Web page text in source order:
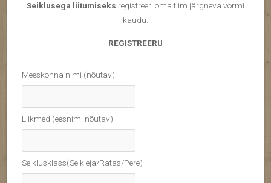
Seiklusega liitumiseks registreeri oma tiim järgneva vormi
kaudu.
REGISTREERU
Meeskonna nimi (nõutav)
Liikmed (eesnimi nõutav)
Seiklusklass(Seikleja/Ratas/Pere)